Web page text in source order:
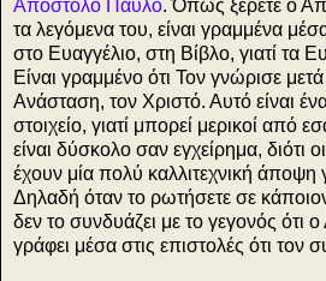
Απόστολο Παύλο. Όπως ξέρετε ο
τα λεγόμενα του, είναι γραμμένα
στο Ευαγγέλιο, στη Βίβλο, γιατί τα
Είναι γραμμένο ότι Τον γνώρισε
Ανάσταση, τον Χριστό. Αυτό είναι
στοιχείο, γιατί μπορεί μερικοί από
είναι δύσκολο σαν εγχείρημα, διότι
έχουν μία πολύ καλλιτεχνική άποψη
Δηλαδή όταν το ρωτήσετε σε
δεν το συνδυάζει με το γεγονός ότι
γράφει μέσα στις επιστολές ότι τον